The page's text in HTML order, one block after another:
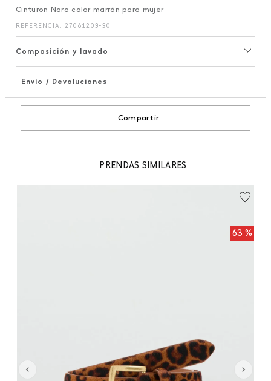
Cinturon Nora color marrón para mujer
REFERENCIA : 27061203-30
Composición y lavado
Envío / Devoluciones
Compartir
PRENDAS SIMILARES
63 %